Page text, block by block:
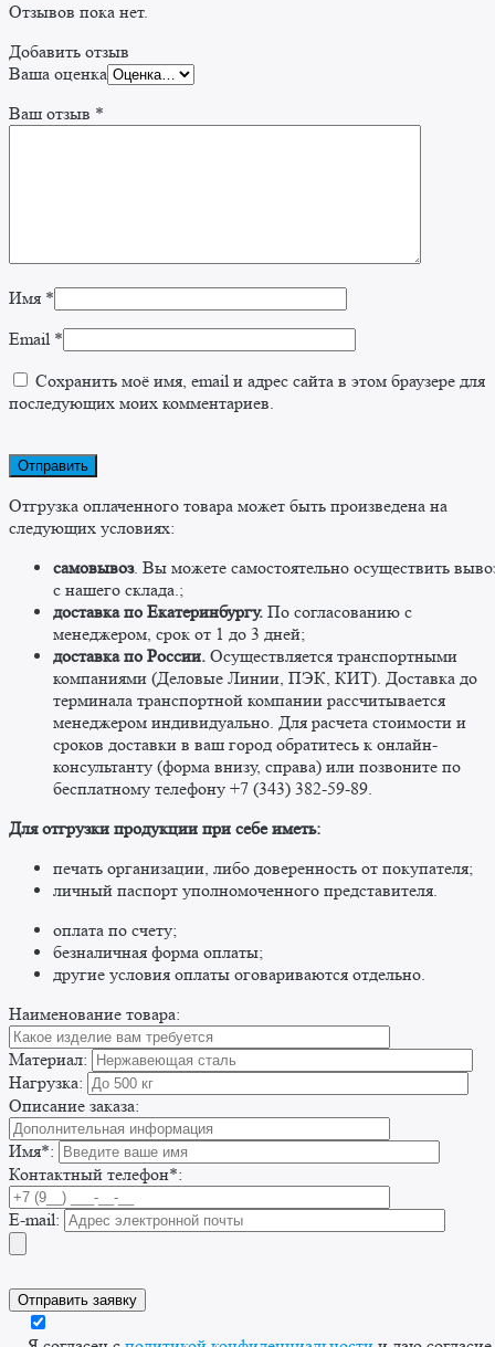
Отзывов пока нет.
Добавить отзыв
Ваша оценка
Ваш отзыв *
Имя *
Email *
Сохранить моё имя, email и адрес сайта в этом браузере для
последующих моих комментариев.
Отгрузка оплаченного товара может быть произведена на
следующих условиях:
самовывоз. Вы можете самостоятельно осуществить
c нашего склада.;
доставка по Екатеринбургу. По согласованию с
менеджером, срок от 1 до 3 дней;
доставка по России. Осуществляется транспортными
компаниями (Деловые Линии, ПЭК, КИТ). Доставка до
терминала транспортной компании рассчитывается
менеджером индивидуально. Для расчета стоимости и
сроков доставки в ваш город обратитесь к онлайн-
консультанту (форма внизу, справа) или позвоните по
бесплатному телефону +7 (343) 382-59-89. ​
​Для отгрузки продукции при себе иметь:
печать организации, либо доверенность от покупателя;
личный паспорт уполномоченного представителя.
оплата по счету;
безналичная форма оплаты;
другие условия оплаты оговариваются отдельно. ​
Наименование товара:
Материал:
Нагрузка:
Описание заказа:
Имя*:
Контактный телефон*:
E-mail: